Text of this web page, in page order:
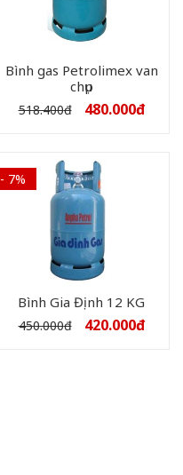
Bình gas Petrolimex van
chụp
518.400đ 480.000đ
- 7%
Bình Gia Định 12 KG
450.000đ 420.000đ